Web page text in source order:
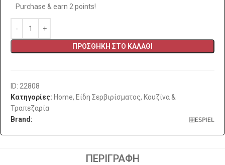
Purchase & earn 2 points!
ΠΡΟΣΘΉΚΗ ΣΤΟ ΚΑΛΆΘΙ
ID: 22808
Κατηγορίες: Home, Είδη Σερβιρίσματος, Κουζίνα &
Τραπεζαρία
Brand:
ΠΕΡΙΓΡΑΦΉ